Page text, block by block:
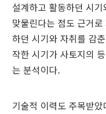
설계하고 활동하던 시
맞물린다는 점도 근거
하던 시기와 자취를 감
작한 시기가 사토지의
는 분석이다.
기술적 이력도 주목받